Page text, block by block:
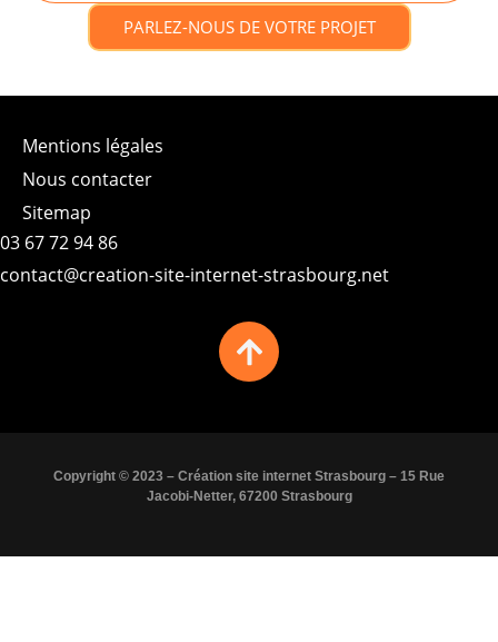
PARLEZ-NOUS DE VOTRE PROJET
Mentions légales
Nous contacter
Sitemap
03 67 72 94 86
contact@creation-site-internet-strasbourg.net
Copyright © 2023 – Création site internet Strasbourg – 15 Rue
Jacobi-Netter, 67200 Strasbourg